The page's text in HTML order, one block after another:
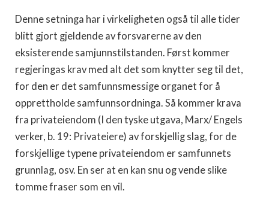
Denne setninga har i virkeligheten også til alle tider
blitt gjort gjeldende av forsvarerne av den
eksisterende samjunnstilstanden. Først kommer
regjeringas krav med alt det som knytter seg til det,
for den er det samfunnsmessige organet for å
opprettholde samfunnsordninga. Så kommer krava
fra privateiendom (I den tyske utgava, Marx/ Engels
verker, b. 19: Privateiere) av forskjellig slag, for de
forskjellige typene privateiendom er samfunnets
grunnlag, osv. En ser at en kan snu og vende slike
tomme fraser som en vil.